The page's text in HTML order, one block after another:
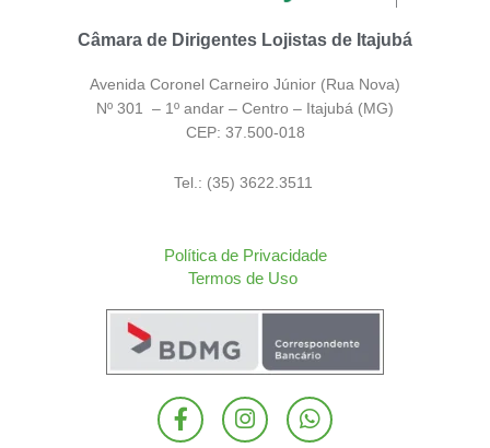
Câmara de Dirigentes Lojistas de Itajubá
Avenida Coronel Carneiro Júnior (Rua Nova)
Nº 301 – 1º andar – Centro – Itajubá (MG)
CEP: 37.500-018
Tel.: (35) 3622.3511
Política de Privacidade
Termos de Uso
F
a
I
n
W
h